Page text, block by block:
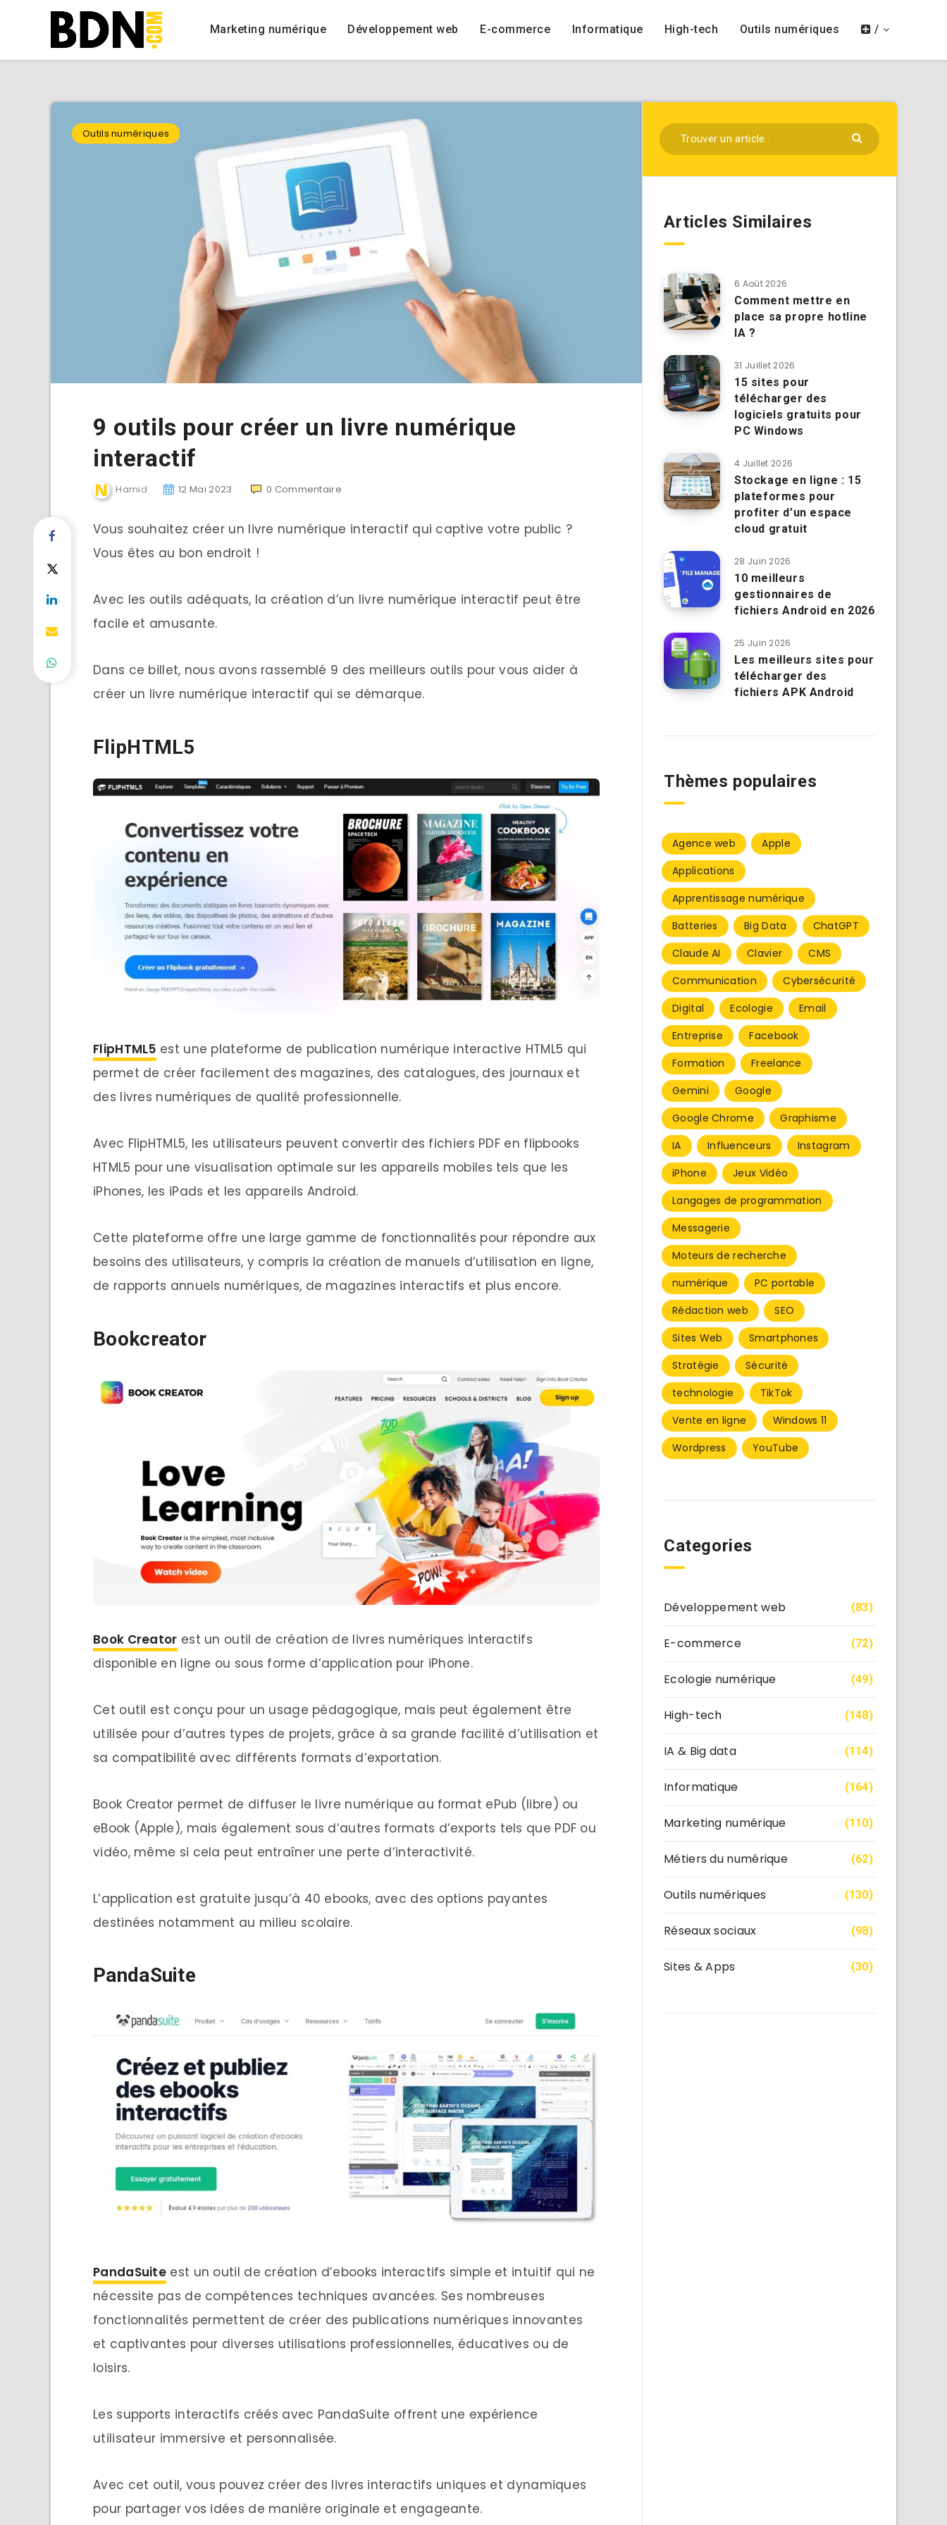
Marketing numérique Développement web E-commerce Informatique High-tech Outils numériques /
Outils numériques
9 outils pour créer un livre numérique
interactif
Hamid 12 Mai 2023 0 Commentaire
Vous souhaitez créer un livre numérique interactif qui captive votre public ?
Vous êtes au bon endroit !
Avec les outils adéquats, la création d’un livre numérique interactif peut être
facile et amusante.
Dans ce billet, nous avons rassemblé 9 des meilleurs outils pour vous aider à
créer un livre numérique interactif qui se démarque.
FlipHTML5
FlipHTML5 est une plateforme de publication numérique interactive HTML5 qui
permet de créer facilement des magazines, des catalogues, des journaux et
des livres numériques de qualité professionnelle.
Avec FlipHTML5, les utilisateurs peuvent convertir des fichiers PDF en flipbooks
HTML5 pour une visualisation optimale sur les appareils mobiles tels que les
iPhones, les iPads et les appareils Android.
Cette plateforme offre une large gamme de fonctionnalités pour répondre aux
besoins des utilisateurs, y compris la création de manuels d’utilisation en ligne,
de rapports annuels numériques, de magazines interactifs et plus encore.
Bookcreator
Book Creator est un outil de création de livres numériques interactifs
disponible en ligne ou sous forme d’application pour iPhone.
Cet outil est conçu pour un usage pédagogique, mais peut également être
utilisée pour d’autres types de projets, grâce à sa grande facilité d’utilisation et
sa compatibilité avec différents formats d’exportation.
Book Creator permet de diffuser le livre numérique au format ePub (libre) ou
eBook (Apple), mais également sous d’autres formats d’exports tels que PDF ou
vidéo, même si cela peut entraîner une perte d’interactivité.
L’application est gratuite jusqu’à 40 ebooks, avec des options payantes
destinées notamment au milieu scolaire.
PandaSuite
PandaSuite est un outil de création d’ebooks interactifs simple et intuitif qui ne
nécessite pas de compétences techniques avancées. Ses nombreuses
fonctionnalités permettent de créer des publications numériques innovantes
et captivantes pour diverses utilisations professionnelles, éducatives ou de
loisirs.
Les supports interactifs créés avec PandaSuite offrent une expérience
utilisateur immersive et personnalisée.
Avec cet outil, vous pouvez créer des livres interactifs uniques et dynamiques
pour partager vos idées de manière originale et engageante.
Articles Similaires
6 Août 2026
Comment mettre en
place sa propre hotline
IA ?
31 Juillet 2026
15 sites pour
télécharger des
logiciels gratuits pour
PC Windows
4 Juillet 2026
Stockage en ligne : 15
plateformes pour
profiter d’un espace
cloud gratuit
28 Juin 2026
10 meilleurs
gestionnaires de
fichiers Android en 2026
25 Juin 2026
Les meilleurs sites pour
télécharger des
fichiers APK Android
Thèmes populaires
Agence web
Apple
Applications
Apprentissage numérique
Batteries
Big Data
ChatGPT
Claude AI
Clavier
CMS
Communication
Cybersécurité
Digital
Ecologie
Email
Entreprise
Facebook
Formation
Freelance
Gemini
Google
Google Chrome
Graphisme
IA
Influenceurs
Instagram
iPhone
Jeux Vidéo
Langages de programmation
Messagerie
Moteurs de recherche
numérique
PC portable
Rédaction web
SEO
Sites Web
Smartphones
Stratégie
Sécurité
technologie
TikTok
Vente en ligne
Windows 11
Wordpress
YouTube
Categories
Développement web (83)
E-commerce (72)
Ecologie numérique (49)
High-tech (148)
IA & Big data (114)
Informatique (164)
Marketing numérique (110)
Métiers du numérique (62)
Outils numériques (130)
Réseaux sociaux (98)
Sites & Apps (30)